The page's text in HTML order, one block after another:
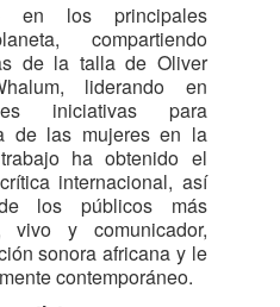
en los principales
compartiendo
de la talla de Oliver
liderando en
iniciativas para
de las mujeres en la
ha obtenido el
internacional, así
los públicos más
vivo y comunicador,
sonora africana y le
contemporáneo.